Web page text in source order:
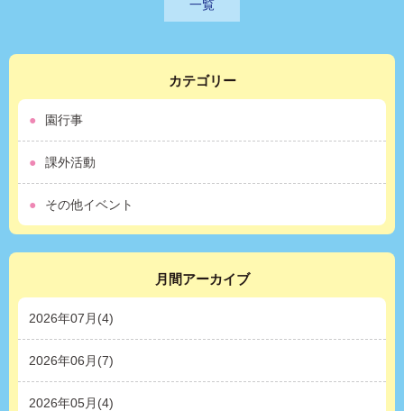
一覧
カテゴリー
園行事
課外活動
その他イベント
月間アーカイブ
2026年07月(4)
2026年06月(7)
2026年05月(4)